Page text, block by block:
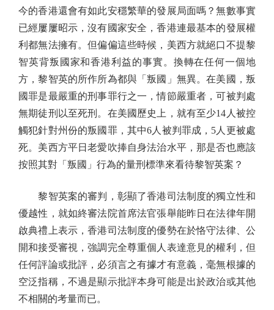
今的香港還會有如此安穩繁華的發展局面嗎？無數事實
已經屢屢昭示，沒有國家安全，香港連最基本的發展權
利都無法擁有。但偏偏這些時候，美西方就絕口不提黎
智英背叛國家和香港利益的事實。換轉在任何一個地
方，黎智英的所作所為都與「叛國」無異。在美國，叛
國罪是最嚴重的刑事罪行之一，情節嚴重者，可被判處
無期徒刑以至死刑。在美國歷史上，就有至少14人被控
觸犯針對州份的叛國罪，其中6人被判罪成，5人更被處
死。美西方平日老愛吹捧自身法治水平，那是否也應該
按照其對「叛國」行為的量刑標準來看待黎智英案？
黎智英案的審判，彰顯了香港司法制度的獨立性和
優越性，就如終審法院首席法官張舉能昨日在法律年開
啟典禮上表示，香港司法制度的優勢在於恪守法律、公
開和接受審視，強調完全尊重個人表達意見的權利，但
任何評論或批評，必須言之有據才有意義，毫無根據的
空泛指稱，不過是顯示批評本身可能是出於政治或其他
不相關的考量而已。